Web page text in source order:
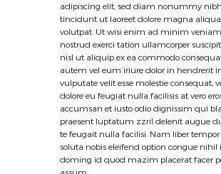
adipiscing elit, sed diam nonummy
tincidunt ut laoreet dolore magna
volutpat. Ut wisi enim ad minim
nostrud exerci tation ullamcorper
nisl ut aliquip ex ea commodo
autem vel eum iriure dolor in hendrerit
vulputate velit esse molestie consequat,
dolore eu feugiat nulla facilisis at vero
accumsan et iusto odio dignissim qui
praesent luptatum zzril delenit augue
te feugait nulla facilisi. Nam liber
soluta nobis eleifend option congue
doming id quod mazim placerat facer
assum.